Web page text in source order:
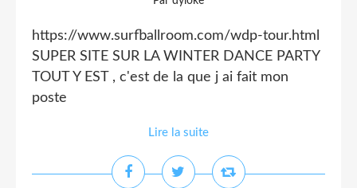
https://www.surfballroom.com/wdp-tour.html
SUPER SITE SUR LA WINTER DANCE PARTY
TOUT Y EST , c'est de la que j ai fait mon
poste
Lire la suite